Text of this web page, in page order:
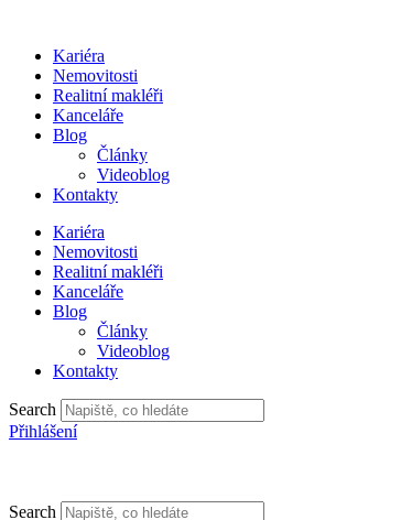
obsahuKariéra
Nemovitosti
Realitní makléři
Kanceláře
Blog
Články
Videoblog
Kontakty
Kariéra
Nemovitosti
Realitní makléři
Kanceláře
Blog
Články
Videoblog
Kontakty
Search
Přihlášení
Search